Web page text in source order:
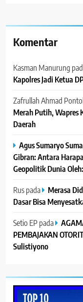
Komentar
Kasman Manurung
Kapolres Jadi Ketua
Zafrullah Ahmad
Merah Putih, Wapres
Daerah
Agus Sumaryo
Gibran: Antara
Geopolitik Dunia
Ruspada
Merasa
Dasar Bisa
Setio EP pada
PEMBAJAKAN
Sulistiyono